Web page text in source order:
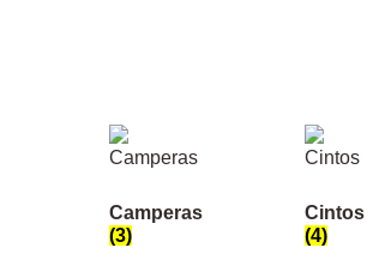
Camperas
(3)
Cintos
(4)